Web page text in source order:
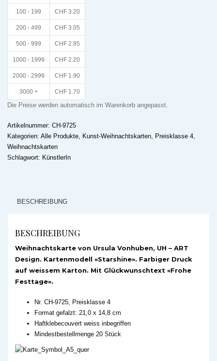
100 - 199 CHF 3.20
200 - 499 CHF 3.05
500 - 999 CHF 2.85
1000 - 1999 CHF 2.20
2000 - 2999 CHF 1.90
3000 + CHF 1.70
Die Preise werden automatisch im Warenkorb angepasst.
Artikelnummer: CH-9725
Kategorien: Alle Produkte Kunst-Weihnachtskarten Preisklasse 4
Weihnachtskarten
Schlagwort: KünstlerIn
BESCHREIBUNG
BESCHREIBUNG
Weihnachtskarte von Ursula Vonhuben, UH – ART
Design. Kartenmodell «Starshine». Farbiger Druck
auf weissem Karton. Mit Glückwunschtext «Frohe
Festtage».
Nr. CH-9725, Preisklasse 4
Format gefalzt: 21,0 x 14,8 cm
Haftklebecouvert weiss inbegriffen
Mindestbestellmenge 20 Stück